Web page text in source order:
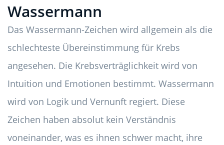
Wassermann
Das Wassermann-Zeichen wird allgemein als die
schlechteste Übereinstimmung für Krebs
angesehen. Die Krebsverträglichkeit wird von
Intuition und Emotionen bestimmt. Wassermann
wird von Logik und Vernunft regiert. Diese
Zeichen haben absolut kein Verständnis
voneinander, was es ihnen schwer macht, ihre